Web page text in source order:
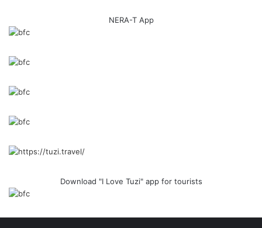
NERA-T App
Download "I Love Tuzi" app for tourists